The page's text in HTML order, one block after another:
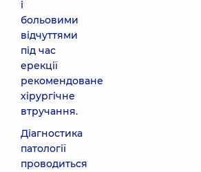
і
больовими
відчуттями
під час
ерекції
рекомендоване
хірургічне
втручання.
Діагностика
патології
проводиться